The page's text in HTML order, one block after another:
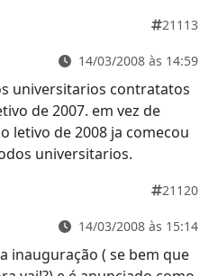
21113
14/03/2008 às 14:59
universitarios contratatos
de 2007. em vez de
letivo de 2008 ja comecou
universitarios.
21120
14/03/2008 às 15:14
inauguração ( se bem que